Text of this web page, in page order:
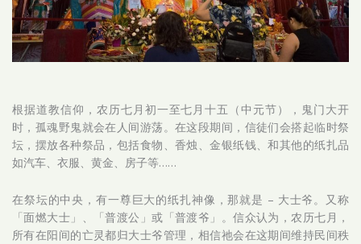
根据道教信仰，农历七月初一至七月十五（中元节），鬼门大开
时，孤魂野鬼就会在人间游荡。在这段期间，信徒们会搭起临时祭
坛，摆放各种祭品，包括食物、香烛、金银纸钱、和其他的纸扎品
如汽车、衣服、黄金、房子等……
在祭坛的中央，有一尊巨大的纸扎神像，那就是 – 大士爷。又称
「面燃大士」、「普渡公」或「普渡爷」。信众认为，农历七月，
所有在阳间的亡灵都归大士爷管理，相信祂会在这期间维持民间秩